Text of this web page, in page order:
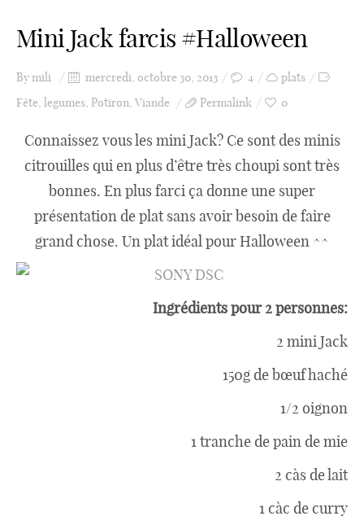
Mini Jack farcis #Halloween
Bymili mercredi, octobre 30, 2013 4
plats
Fête, legumes, Potiron, Viande Permalink 0
Connaissez vous les mini Jack? Ce sont des minis
citrouilles qui en plus d’être très choupi sont très
bonnes. En plus farci ça donne une super
présentation de plat sans avoir besoin de faire
grand chose. Un plat idéal pour Halloween ^^
Ingrédients pour 2 personnes:
2 mini Jack
150g de bœuf haché
1/2 oignon
1 tranche de pain de mie
2 càs de lait
1 càc de curry